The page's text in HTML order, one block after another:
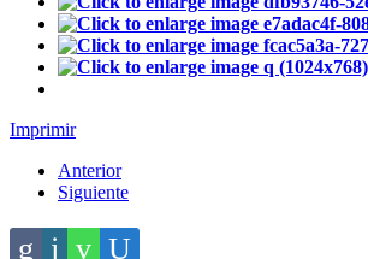
Imprimir
Anterior
Siguiente